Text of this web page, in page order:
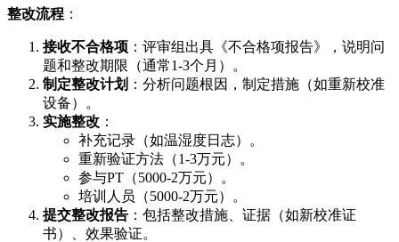
整改流程 ：
接收不合格项 ：评审组出具《不合格项报告》，说明问
题和整改期限（通常1-3个月）。
制定整改计划 ：分析问题根因，制定措施（如重新校准
设备）。
实施整改 ：
补充记录（如温湿度日志）。
重新验证方法（1-3万元）。
参与PT（5000-2万元）。
培训人员（5000-2万元）。
提交整改报告 ：包括整改措施、证据（如新校准证
书）、效果验证。